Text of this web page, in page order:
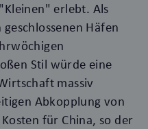
erlebt. Als
Häfen
Stil würde eine
massiv
Abkopplung von
für China, so der